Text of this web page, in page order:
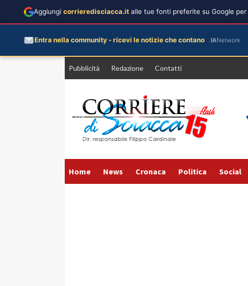
Pubblicità Redazione Contatti
Home News Cronaca Politica Social
Aggiungi corrieredisciacca.it alle tue fonti preferite su Google
Entra nella community - ricevi le notizie che contano IANetwork